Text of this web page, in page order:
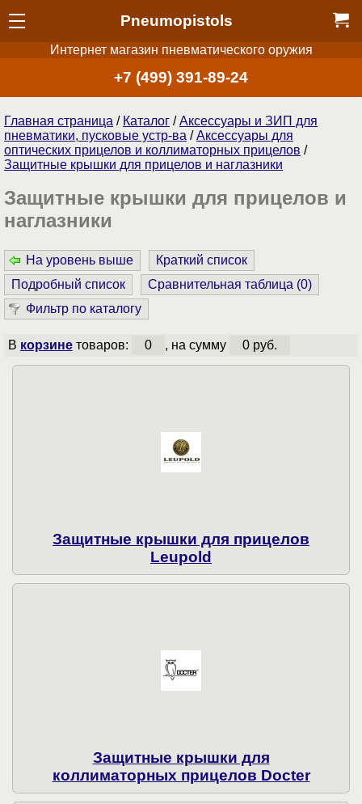
Pneumopistols
Интернет магазин пневматического оружия
+7 (499) 391-89-24
Главная страница / Каталог /Аксессуары и ЗИП для
пневматики, пусковые устр-ва /Аксессуары для
оптических прицелов и коллиматорных прицелов /
Защитные крышки для прицелов и наглазники
Защитные крышки для прицелов и
наглазники
На уровень выше
Краткий список
Подробный список
Сравнительная таблица (0)
Фильтр по каталогу
В корзинетоваров: 0 , на сумму 0 руб.
Защитные крышки для прицелов
Leupold
Защитные крышки для
коллиматорных прицелов Docter